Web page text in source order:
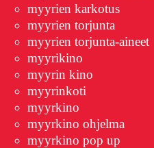
myyrien karkotus
myyrien torjunta
myyrien torjunta-aineet
myyrikino
myyrin kino
myyrinkoti
myyrkino
myyrkino ohjelma
myyrkino pop up